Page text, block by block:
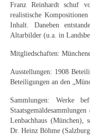
Unbekannt
Berliner
Franz Reinhardt schuf
realistische
Inhalt. Daneben
Altarbilder (u.a. in
Mitgliedschaften:
Ausstellungen: 1908
Beteiligungen an den
Sammlungen: Werke
Lenbachhaus (München),
Dr. Heinz Böhme